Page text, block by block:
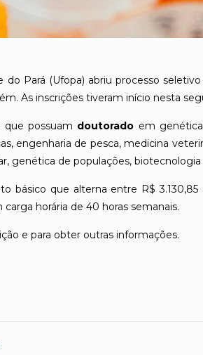
do Pará (Ufopa) abriu processo
As inscrições tiveram início nesta
que possuam doutorado em
engenharia de pesca, medicina
genética de populações,
básico que alterna entre R$
horária de 40 horas semanais.
e para obter outras informações.